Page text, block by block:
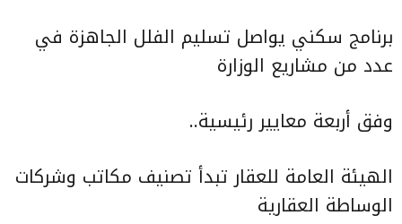
برنامج سكني يواصل تسليم الفلل الجاهزة في
عدد من مشاريع الوزارة
وفق أربعة معايير رئيسية..
الهيئة العامة للعقار تبدأ تصنيف مكاتب وشركات
الوساطة العقارية